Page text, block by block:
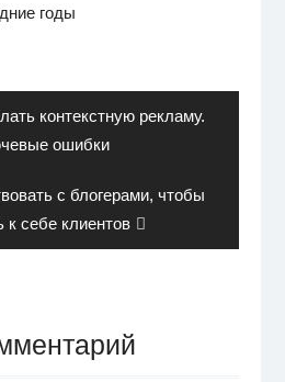
годы
контекстную рекламу.
ошибки
с блогерами, чтобы
к себе клиентов